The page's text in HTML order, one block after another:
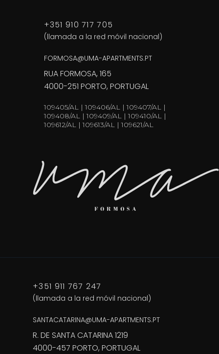
+351 910 717 705
(llamada a la red móvil nacional)
FORMOSA@UMA-APARTMENTS.PT
RUA FORMOSA, 165
4000-251 PORTO, PORTUGAL
109405/AL | 109406/AL | 109407/AL |
109408/AL | 109409/AL | 109410/AL |
109612/AL | 109613/AL | 109621/AL
+351 911 767 247
(llamada a la red móvil nacional)
SANTACATARINA@UMA-APARTMENTS.PT
R. DE SANTA CATARINA 1219
4000-457 PORTO, PORTUGAL